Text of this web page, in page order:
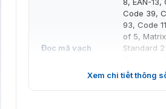
Đọc mã vạch
Code 39,
93, Code
of 5,
Standard
+ 2D: QR
Data
Xem chi tiết thông